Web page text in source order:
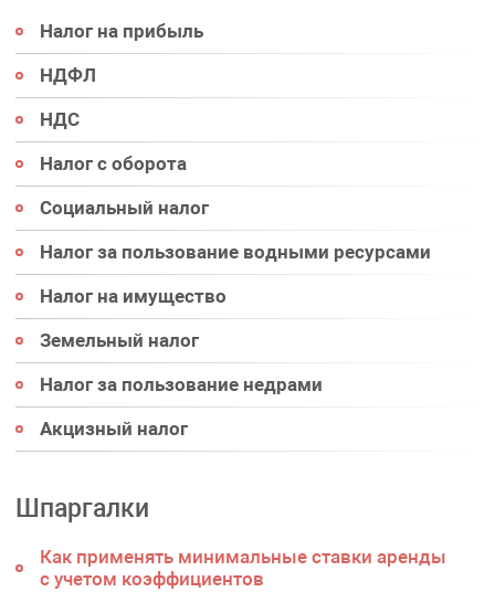
Налог на прибыль
НДФЛ
НДС
Налог с оборота
Социальный налог
Налог за пользование водными ресурсами
Налог на имущество
Земельный налог
Налог за пользование недрами
Акцизный налог
Шпаргалки
Как применять минимальные ставки аренды
с учетом коэффициентов